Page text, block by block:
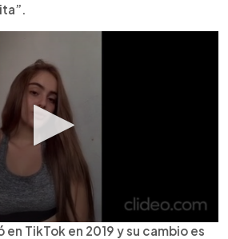
en TikTok en 2019 y su cambio es